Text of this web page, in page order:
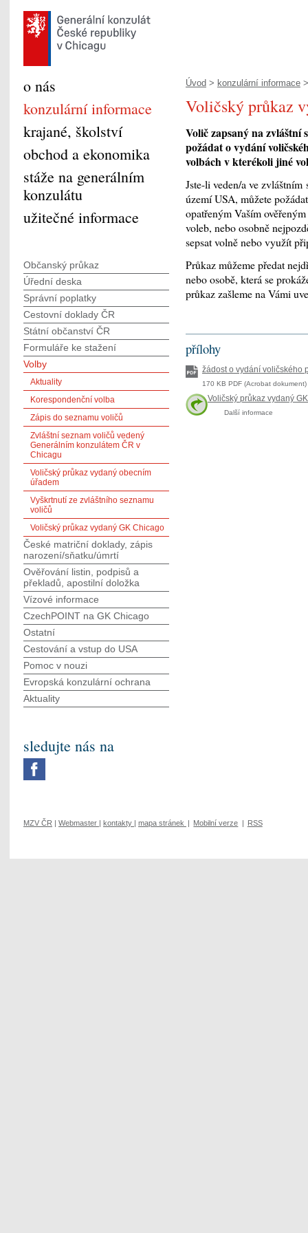
Úvod > konzulární informace
Voličský průkaz
Volič zapsaný na zvláštní
požádat o vydání
volbách v kterékoli jiné
Jste-li veden/a ve
území USA, můžete
opatřeným Vaším
voleb, nebo osobně
sepsat volně nebo využít
Průkaz můžeme předat
nebo osobě, která se
průkaz zašleme na Vámi
přílohy
žádost o vydání voličského
170 KB PDF (Acrobat
Voličský průkaz vydaný
Další informace
o nás
konzulární informace
krajané, školství
obchod a ekonomika
stáže na generálním
konzulátu
užitečné informace
Občanský průkaz
Úřední deska
Správní poplatky
Cestovní doklady ČR
Státní občanství ČR
Formuláře ke stažení
Volby
Aktuality
Korespondenční volba
Zápis do seznamu voličů
Zvláštní seznam voličů vedený
Generálním konzulátem ČR v
Chicagu
Voličský průkaz vydaný obecním
úřadem
Vyškrtnutí ze zvláštního seznamu
voličů
Voličský průkaz vydaný GK Chicago
České matriční doklady, zápis
narození/sňatku/úmrtí
Ověřování listin, podpisů a
překladů, apostilní doložka
Vízové informace
CzechPOINT na GK Chicago
Ostatní
Cestování a vstup do USA
Pomoc v nouzi
Evropská konzulární ochrana
Aktuality
sledujte nás na
MZV ČR | Webmaster | kontakty | mapa stránek | Mobilní verze | RSS